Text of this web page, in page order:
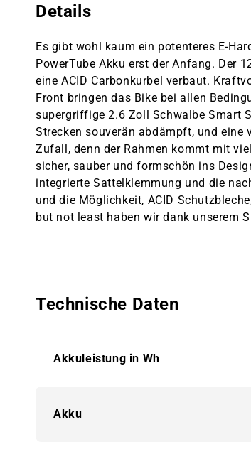
Details
Es gibt wohl kaum ein potenteres E-
PowerTube Akku erst der Anfang. Der
eine ACID Carbonkurbel verbaut.
Front bringen das Bike bei allen
supergriffige 2.6 Zoll Schwalbe Smart
Strecken souverän abdämpft, und eine
Zufall, denn der Rahmen kommt mit
sicher, sauber und formschön ins
integrierte Sattelklemmung und die
und die Möglichkeit, ACID
but not least haben wir dank unserem
Technische Daten
Akkuleistung in Wh
Akku